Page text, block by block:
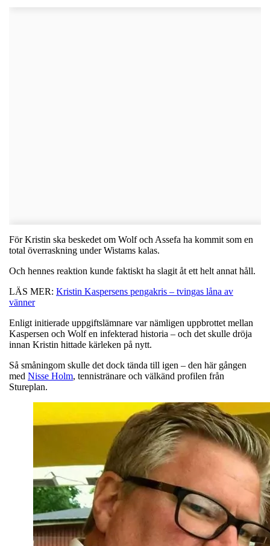
För Kristin ska beskedet om Wolf och Assefa ha kommit som en
total överraskning under Wistams kalas.
Och hennes reaktion kunde faktiskt ha slagit åt ett helt annat håll.
LÄS MER: Kristin Kaspersens pengakris – tvingas låna av
vänner
Enligt initierade uppgiftslämnare var nämligen uppbrottet mellan
Kaspersen och Wolf en infekterad historia – och det skulle dröja
innan Kristin hittade kärleken på nytt.
Så småningom skulle det dock tända till igen – den här gången
med Nisse Holm, tennistränare och välkänd profilen från
Stureplan.